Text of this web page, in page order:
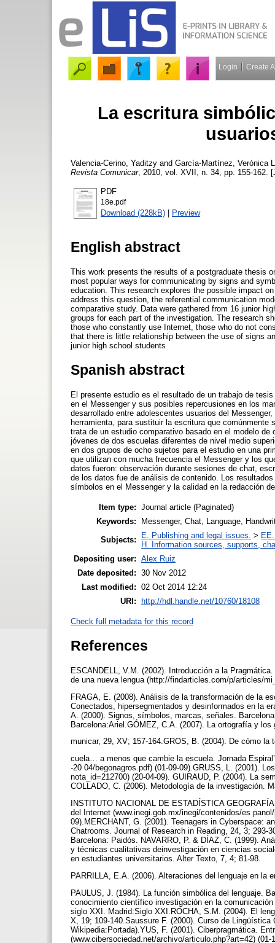
Login Create
La escritura
Valencia-Cerino, Yaditzy and García-Martínez, Verónica
Revista Comunicar, 2010, vol. XVII, n. 34, pp. 155-162.
PDF
18e.pdf
Download (228kB) | Preview
English abstract
This work presents the results of a postgraduate thesis
most popular ways for communicating by signs and
education. This research explores the possible impact
address this question, the referential communication
comparative study. Data were gathered from 16 junior
groups for each part of the investigation. The research
those who constantly use Internet, those who do not
that there is little relationship between the use of signs
junior high school students
Spanish abstract
El presente estudio es el resultado de un trabajo de
en el Messenger y sus posibles repercusiones en los
desarrollado entre adolescentes usuarios del
herramienta, para sustituir la escritura que
trata de un estudio comparativo basado en el modelo
jóvenes de dos escuelas diferentes de nivel medio
en dos grupos de ocho sujetos para el estudio en una
que utilizan con mucha frecuencia el Messenger y los
datos fueron: observación durante sesiones de chat,
de los datos fue de análisis de contenido. Los
símbolos en el Messenger y la calidad en la redacción
Item type: Journal article (Paginated)
Keywords:
Messenger, Chat, Language,
Subjects:
E. Publishing and legal issues. >
H. Information sources, supports,
Depositing user: Alex Ruiz
Date deposited: 30 Nov 2012
Last modified: 02 Oct 2014 12:24
URI:
http://hdl.handle.net/10760/18108
Check full metadata for this record
References
ESCANDELL, V.M. (2002). Introducción a la
de una nueva lengua (http://findarticles.com/p/articles/
FRAGA, E. (2008). Análisis de la transformación de la
Conectados, hipersegmentados y desinformados en la
A. (2000). Signos, símbolos, marcas, señales.
Barcelona:Ariel.GÓMEZ, C.A. (2007). La ortografía y
municar, 29, XV; 157-164.GROS, B. (2004). De cómo
cuela… a menos que cambie la escuela. Jornada
-20 04/begonagros.pdf) (01-09-09).GRUSS, L. (2001).
nota_id=212700) (20-04-09). GUIRAUD, P. (2004). La
COLLADO, C. (2006). Metodología de la investigación.
INSTITUTO NACIONAL DE ESTADÍSTICA
del Internet (www.inegi.gob.mx/inegi/contenidos/es
09).MERCHANT, G. (2001). Teenagers in Cyberspace:
Chatrooms. Journal of Research in Reading, 24, 3;
Barcelona: Paidós. NAVARRO, P. & DÍAZ, C. (1999).
y técnicas cualitativas deinvestigación en ciencias
en estudiantes universitarios. Alter Texto, 7, 4; 81-98.
PARRILLA, E.A. (2006). Alteraciones del lenguaje en la
PAULUS, J. (1984). La función simbólica del lenguaje.
conocimiento científico investigación en la
siglo XXI. Madrid:Siglo XXI.ROCHA, S.M. (2004). El
X, 19; 109-140.Saussure F. (2000). Curso de
Wikipedia:Portada).YUS, F. (2001). Ciberpragmática.
(www.cibersociedad.net/archivo/articulo.php?art=42) (01-